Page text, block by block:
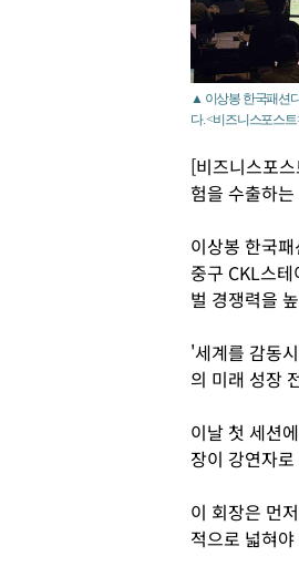
▲ 이상봉 한국패션
다. <비즈니스포스트
[비즈니스포
험을 수출하
이상봉 한국
중구 CKL스
벌 경쟁력을
'세계를 감동
의 미래 성장
이날 첫 세션
장이 강연자
이 회장은 먼
적으로 넓혀